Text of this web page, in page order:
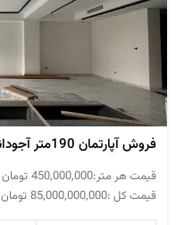
فروش آپارتمان 190متر آجودانیه مدرن کلید نخورده
قیمت هر متر:450,000,000 تومان
قیمت کل :85,000,000,000 تومان